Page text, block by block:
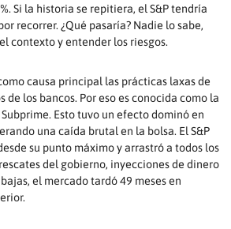
Si la historia se repitiera, el S&P tendría
recorrer. ¿Qué pasaría? Nadie lo sabe,
contexto y entender los riesgos.
causa principal las prácticas laxas de
de los bancos. Por eso es conocida como la
Esto tuvo un efecto dominó en
una caída brutal en la bolsa. El S&P
su punto máximo y arrastró a todos los
del gobierno, inyecciones de dinero
el mercado tardó 49 meses en